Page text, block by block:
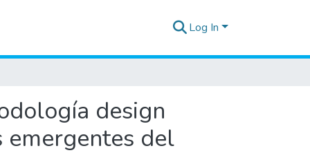
Log In
design
emergentes del